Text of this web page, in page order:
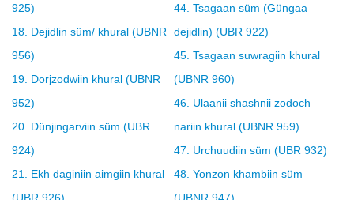
925)
18. Dejidlin süm/ khural (UBNR
956)
19. Dorjzodwiin khural (UBNR
952)
20. Dünjingarviin süm (UBR
924)
21. Ekh daginiin aimgiin khural
(UBR 926)
44. Tsagaan süm (Güngaa
dejidlin) (UBR 922)
45. Tsagaan suwragiin khural
(UBNR 960)
46. Ulaanii shashnii zodoch
nariin khural (UBNR 959)
47. Urchuudiin süm (UBR 932)
48. Yonzon khambiin süm
(UBNR 947)